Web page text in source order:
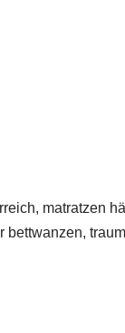
matratzen